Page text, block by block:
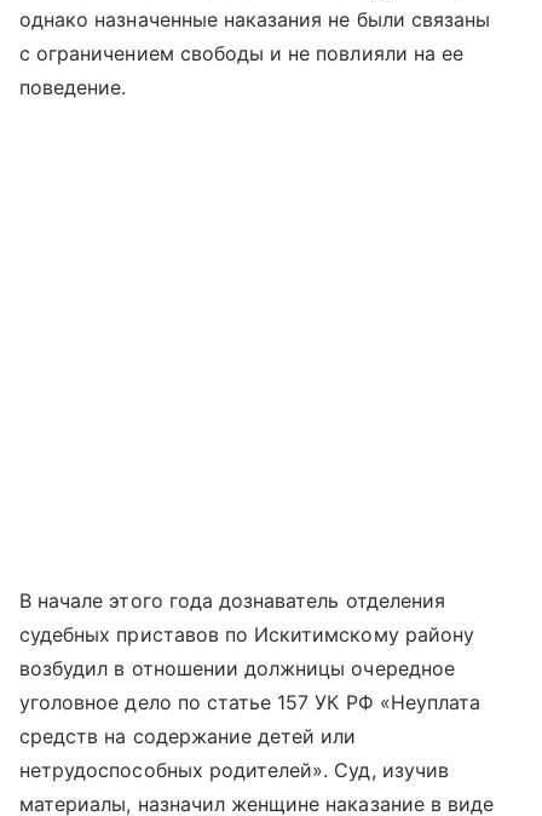
однако назначенные наказания не были связаны
с ограничением свободы и не повлияли на ее
поведение.
В начале этого года дознаватель отделения
судебных приставов по Искитимскому району
возбудил в отношении должницы очередное
уголовное дело по статье 157 УК РФ «Неуплата
средств на содержание детей или
нетрудоспособных родителей». Суд, изучив
материалы, назначил женщине наказание в виде